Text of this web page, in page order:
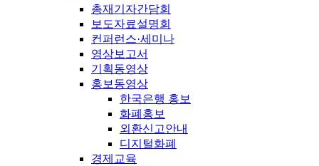
총재기자간담회
보도자료설명회
컨퍼런스·세미나
영상보고서
기획동영상
홍보동영상
한국은행 홍보
화폐홍보
외환신고안내
디지털화폐
경제교육